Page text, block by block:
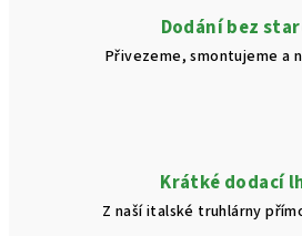
í
r
v
ý
p
Dodání bez
Přivezeme, smontujeme a
Krátké dodací
Z naší italské truhlárny